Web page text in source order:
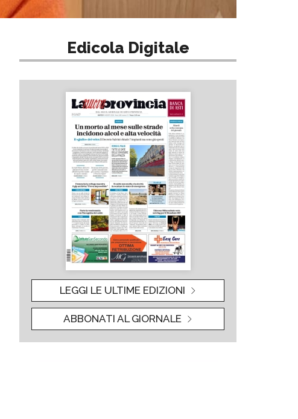
Edicola Digitale
LEGGI LE ULTIME EDIZIONI
ABBONATI AL GIORNALE